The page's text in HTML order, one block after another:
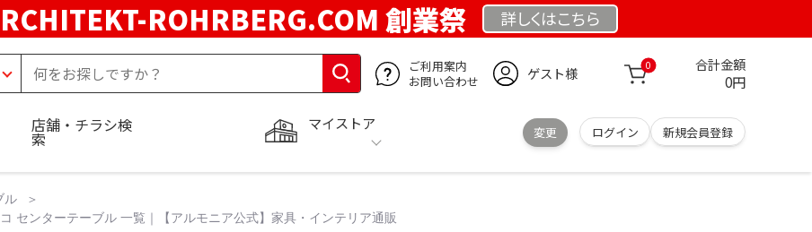
ROHRBERG.COM 創業祭 詳しくはこちら
ご利用案内
お問い合わせ
ゲスト様 0 合計金額
0円
マイストア
変更 ログイン 新規会員登録
店舗・チラシ検
索
ル
センターテーブル 一覧｜【アルモニア公式】家具・インテリア通販